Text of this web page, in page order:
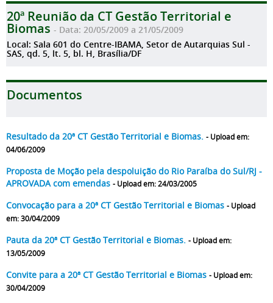
20ª Reunião da CT Gestão Territorial e
Biomas - Data: 20/05/2009 a 21/05/2009
Local: Sala 601 do Centre-IBAMA, Setor de Autarquias Sul -
SAS, qd. 5, lt. 5, bl. H, Brasília/DF
Documentos
Resultado da 20ª CT Gestão Territorial e Biomas. - Upload em:
04/06/2009
Proposta de Moção pela despoluição do Rio Paraíba do Sul/RJ -
APROVADA com emendas - Upload em: 24/03/2005
Convocação para a 20ª CT Gestão Territorial e Biomas - Upload
em: 30/04/2009
Pauta da 20ª CT Gestão Territorial e Biomas. - Upload em:
13/05/2009
Convite para a 20ª CT Gestão Territorial e Biomas - Upload em:
30/04/2009